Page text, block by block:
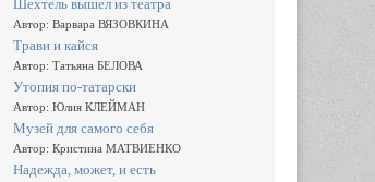
Шехтель вышел из театра
Автор: Варвара ВЯЗОВКИНА
Трави и кайся
Автор: Татьяна БЕЛОВА
Утопия по-татарски
Автор: Юлия КЛЕЙМАН
Музей для самого себя
Автор: Кристина МАТВИЕНКО
Надежда, может, и есть